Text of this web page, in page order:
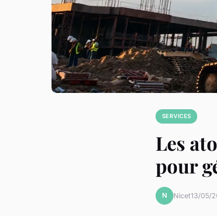
SERVICES
Les
pour
N Nicet13/05/